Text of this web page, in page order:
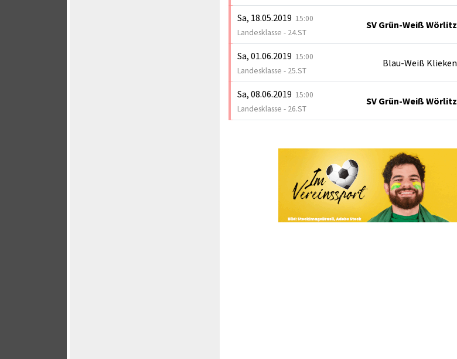
Sa, 18.05.2019 15:00
Landesklasse - 24.ST
SV Grün-Weiß Wörlitz
Sa, 01.06.2019 15:00
Landesklasse - 25.ST
Blau-Weiß Klieken
Sa, 08.06.2019 15:00
Landesklasse - 26.ST
SV Grün-Weiß Wörlitz